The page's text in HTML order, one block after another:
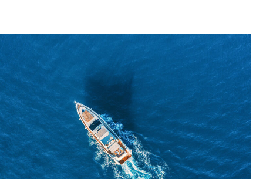
ΞΕΝΟΔΟΧΕΙΩΝ
ΠΕΡΙΣΣΟΤΕΡΑ